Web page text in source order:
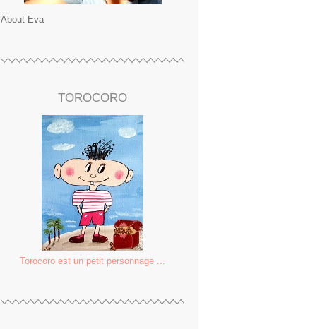
About Eva
TOROCORO
Torocoro est un petit personnage ...